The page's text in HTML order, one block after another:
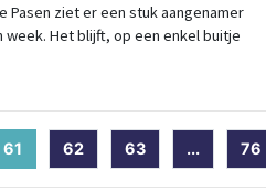
Pasen ziet er een stuk aangenamer
Het blijft, op een enkel buitje
61 (current)
62 63 ... 76